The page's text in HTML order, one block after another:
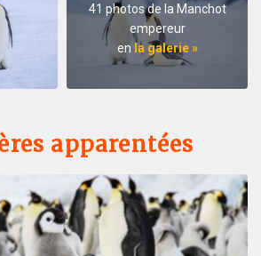
41 photos de la Manchot
empereur
en la galerie »
apparentées